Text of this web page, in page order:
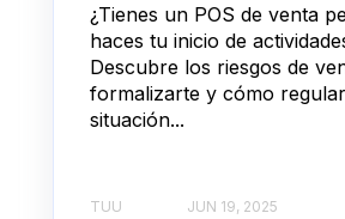
¿Tienes un POS de venta
haces tu inicio de
Descubre los riesgos de
formalizarte y cómo
situación...
TUU JUN 19, 2025